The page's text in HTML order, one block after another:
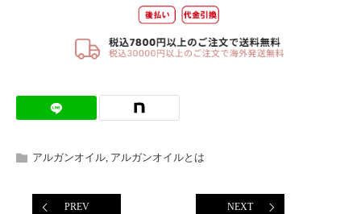
アルガンオイル, アルガンオイルとは
PREV NEXT